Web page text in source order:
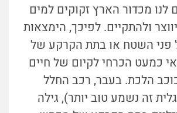
לנו מכדור הארץ זקוקים למים
ולהתקיים. לפיכך, הימצאות
פני השטח או בתת הקרקע של
כמעט הכרחי לקיום של חיים
הלכת. בעבר, רכב החלל
זה נשמע טוב יותר), גילה